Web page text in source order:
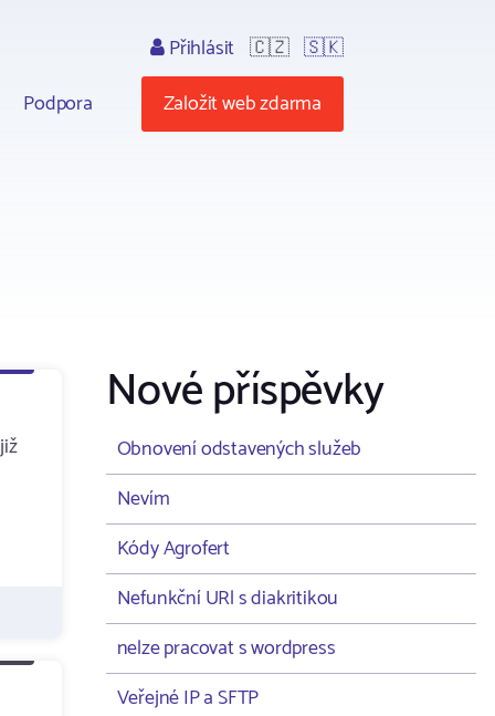
Podpora
Přihlásit 🇨🇿 🇸🇰
Založit web zdarma
Nové příspěvky
Obnovení odstavených služeb
Nevím
Kódy Agrofert
Nefunkční URl s diakritikou
nelze pracovat s wordpress
Veřejné IP a SFTP